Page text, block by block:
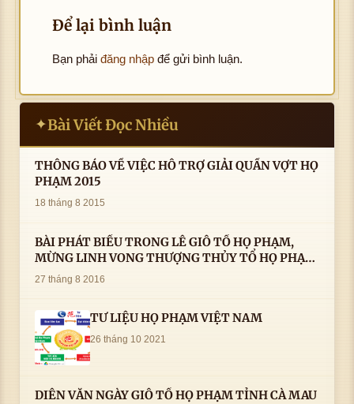
Để lại bình luận
Bạn phải đăng nhập để gửi bình luận.
✦Bài Viết Đọc Nhiều
THÔNG BÁO VỀ VIỆC HỖ TRỢ GIẢI QUẦN VỢT HỌ
PHẠM 2015
18 tháng 8 2015
BÀI PHÁT BIỂU TRONG LÊ GIỖ TỔ HỌ PHẠM,
MỪNG LINH VONG THƯỢNG THỦY TỔ HỌ PHẠM
AN VỊ TAI CÀ MAU- ( 22/8/2016) CỦA LS.TS.NV.
27 tháng 8 2016
TƯ LIỆU HỌ PHẠM VIỆT NAM
26 tháng 10 2021
DIỄN VĂN NGÀY GIỖ TỔ HỌ PHẠM TỈNH CÀ MAU